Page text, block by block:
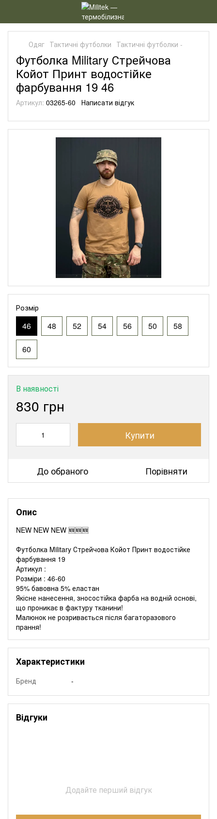
Одяг Тактичні футболки Тактичні футболки -
Футболка Military Стрейчова
Койот Принт водостійке
фарбування 19 46
Артикул: 03265-60 Написати відгук
Розмір
46 48 52 54 56 50 58
60
В наявності
830 грн
Купити
До обраного Порівняти
Опис
NEW NEW NEW 🆕🆕🆕
Футболка Military Стрейчова Койот Принт водостійке
фарбування 19
Артикул :
Розміри : 46-60
95% бавовна 5% еластан
Якісне нанесення, зносостійка фарба на водній основі,
що проникає в фактуру тканини!
Малюнок не розривається після багаторазового
прання!
Характеристики
Бренд -
Відгуки
Додайте перший відгук